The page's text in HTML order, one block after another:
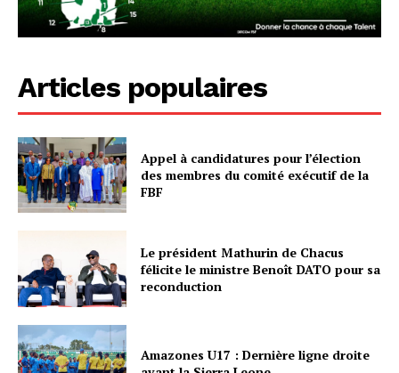
Articles populaires
Appel à candidatures pour l’élection
des membres du comité exécutif de la
FBF
Le président Mathurin de Chacus
félicite le ministre Benoît DATO pour sa
reconduction
Amazones U17 : Dernière ligne droite